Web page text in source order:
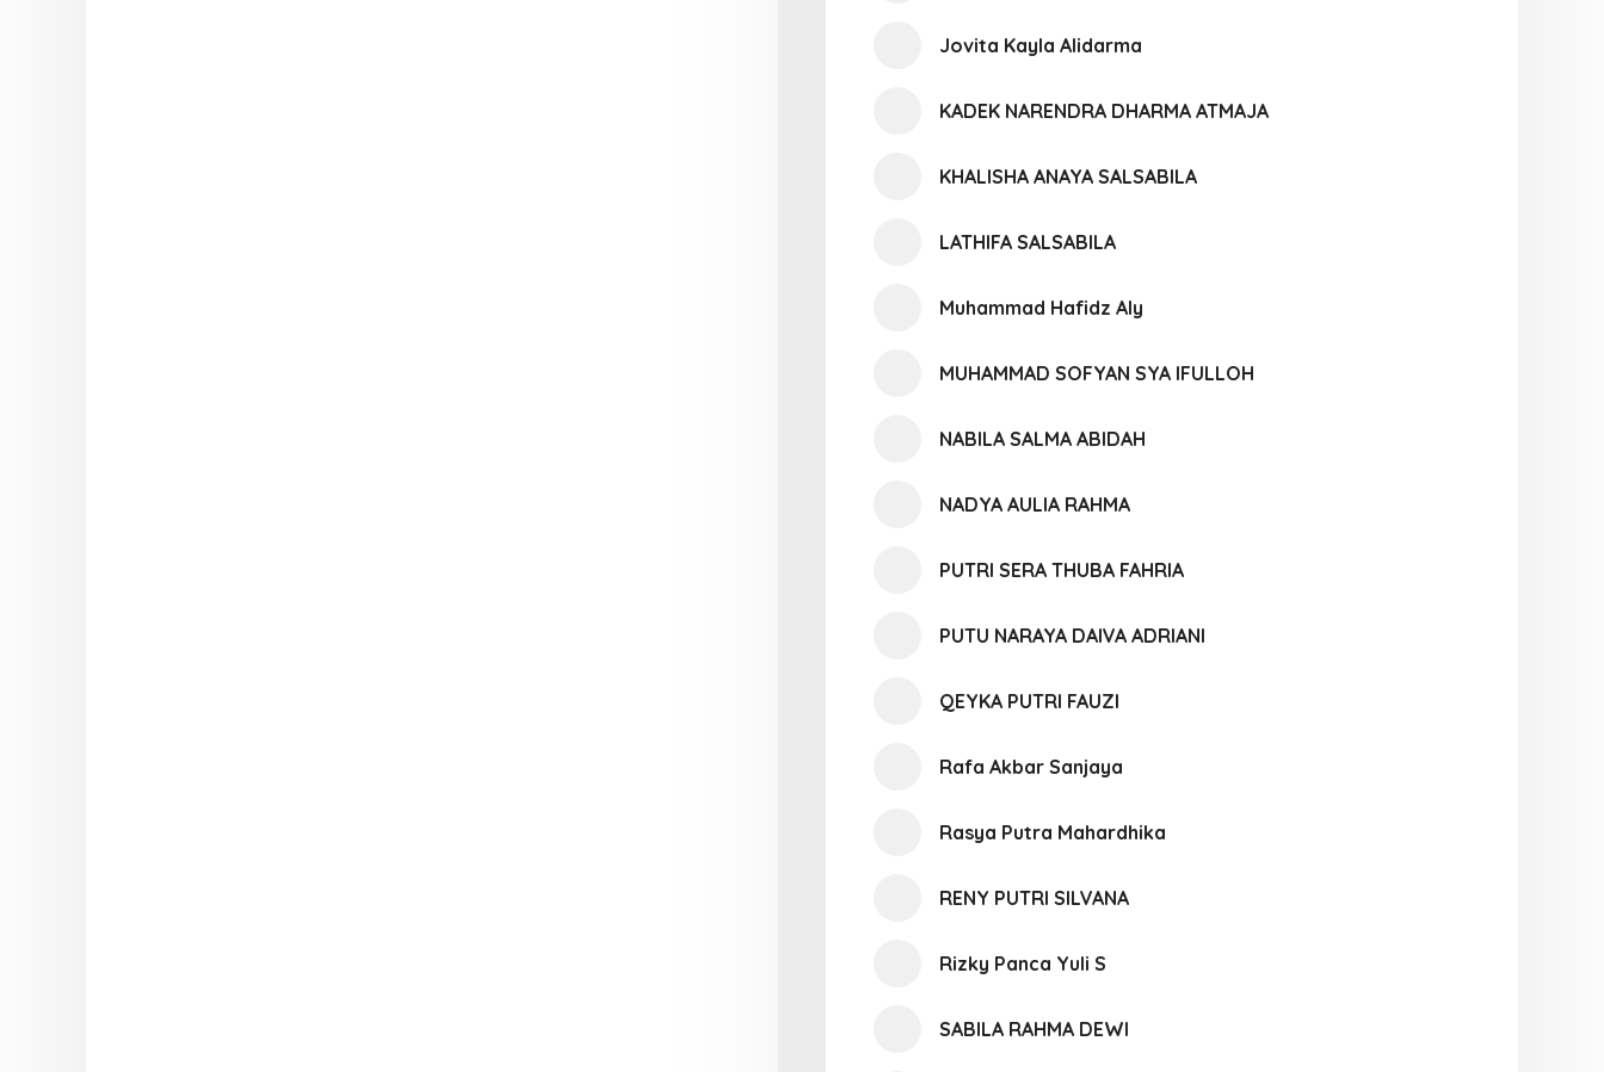
Jovita Kayla Alidarma
KADEK NARENDRA DHARMA ATMAJA
KHALISHA ANAYA SALSABILA
LATHIFA SALSABILA
Muhammad Hafidz Aly
MUHAMMAD SOFYAN SYA IFULLOH
NABILA SALMA ABIDAH
NADYA AULIA RAHMA
PUTRI SERA THUBA FAHRIA
PUTU NARAYA DAIVA ADRIANI
QEYKA PUTRI FAUZI
Rafa Akbar Sanjaya
Rasya Putra Mahardhika
RENY PUTRI SILVANA
Rizky Panca Yuli S
SABILA RAHMA DEWI